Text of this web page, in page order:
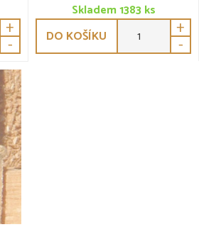
+
-
Skladem1383 ks
DO KOŠÍKU
+
-